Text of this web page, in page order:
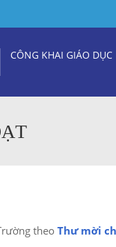
CÔNG KHAI GIÁO DỤC
theo Thư mời